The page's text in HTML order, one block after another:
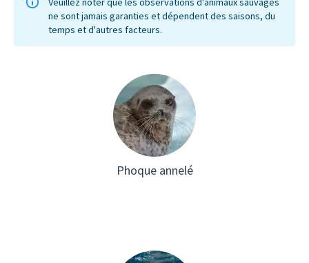
ne sont jamais garanties et dépendent des saisons, du
temps et d'autres facteurs.
Phoque annelé